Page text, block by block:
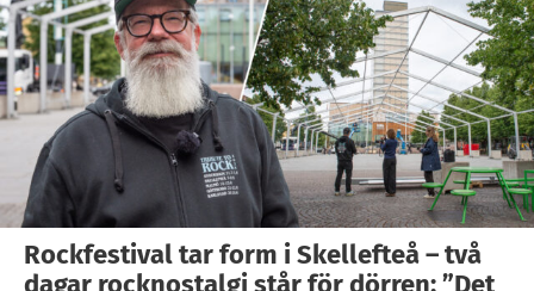
Rockfestival tar form i Skellefteå – två
dagar rocknostalgi står för dörren: ”Det